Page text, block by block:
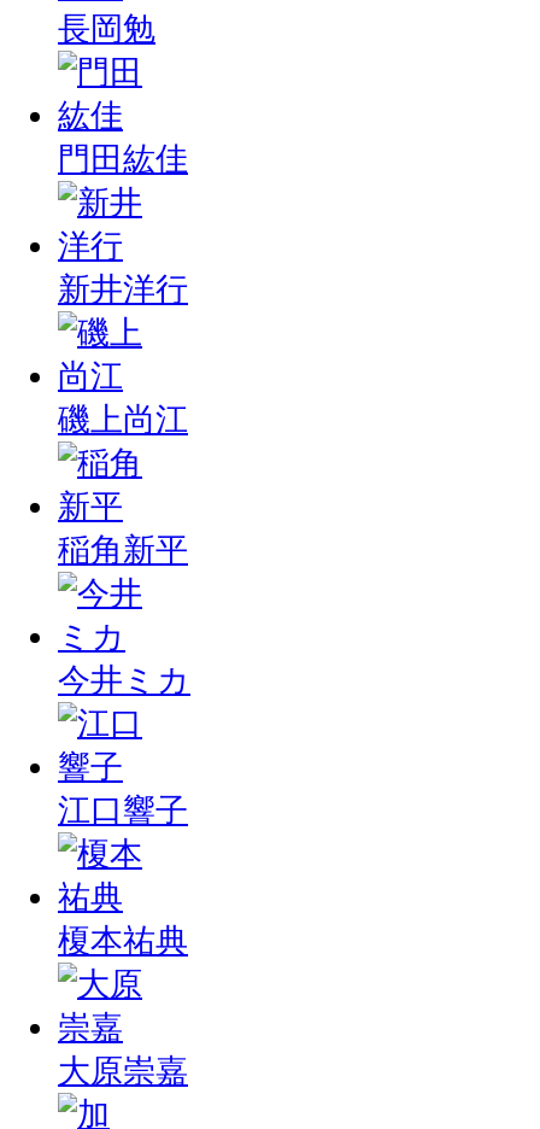
長岡勉
門田紘佳
新井洋行
磯上尚江
稲角新平
今井ミカ
江口響子
榎本祐典
大原崇嘉